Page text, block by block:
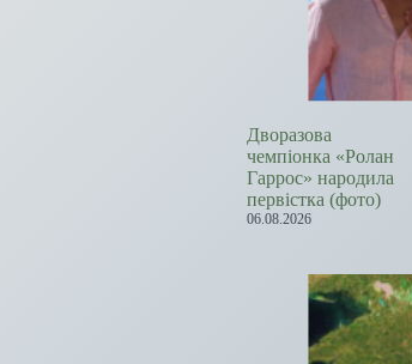
Дворазова
чемпіонка «Ролан
Гаррос» народила
первістка (фото)
06.08.2026